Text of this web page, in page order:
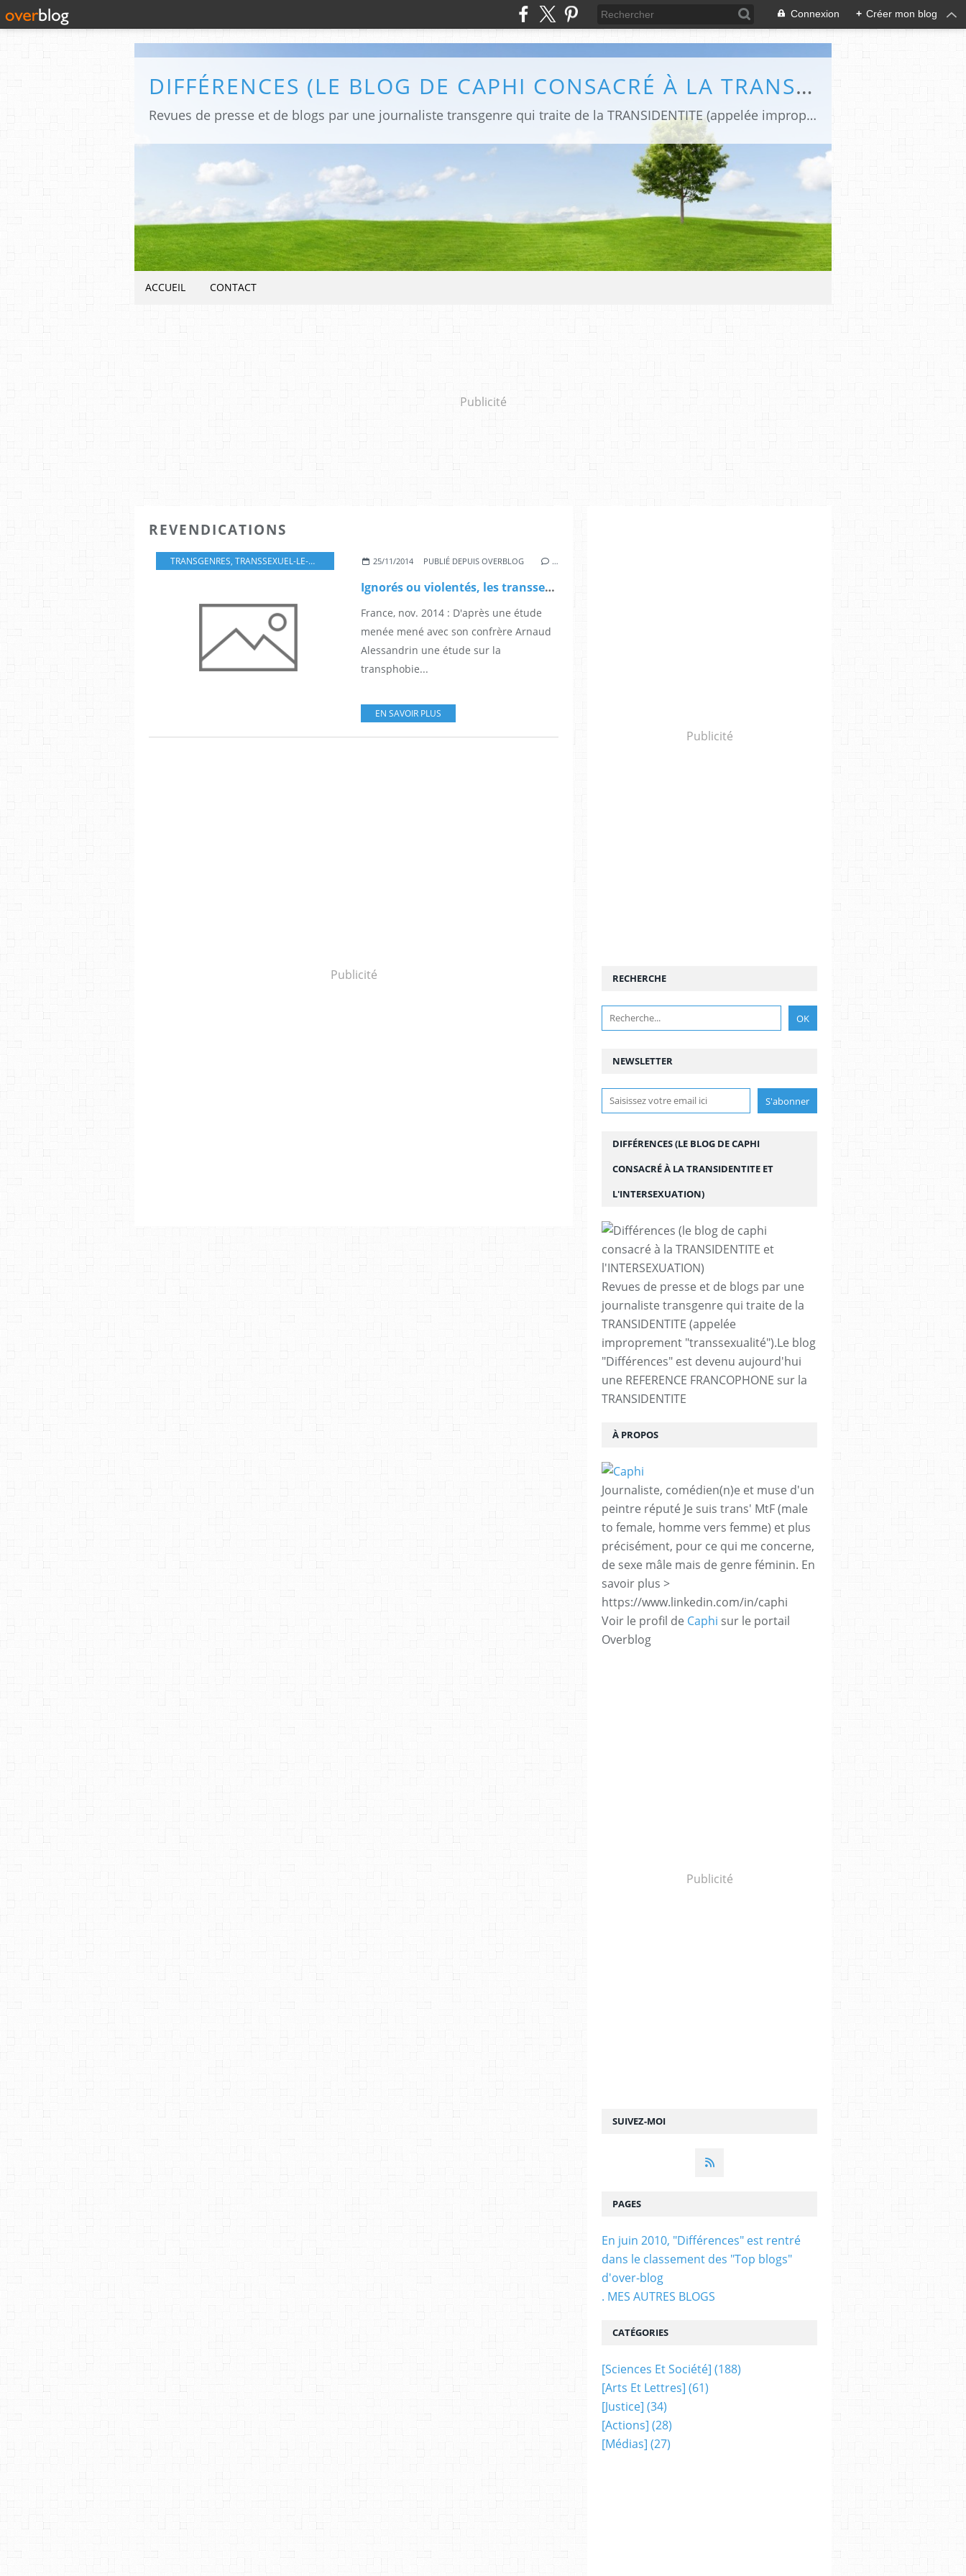
Connexion + Créer mon blog
DIFFÉRENCES (LE BLOG DE CAPHI CONSACRÉ À LA TRANSIDENTITE ET L'INTERSEXUATION)
Revues de presse et de blogs par une journaliste transgenre qui traite de la TRANSIDENTITE (appelée improprement "transsexualité").Le blog "Différences" est devenu aujourd'hui une REFERENCE FRANCOPHONE sur la TRANSIDENTITE
ACCUEIL CONTACT
Publicité
REVENDICATIONS
TRANSGENRES, TRANSSEXUEL-LE-S , TRANSIDENTITÉ,TRANSSEXUALITÉ,REVENDICATIONS ACTIONS
25/11/2014 PUBLIÉ DEPUIS OVERBLOG …
Ignorés ou violentés, les transsexuels revendiquent le droit à vivre en paix
France, nov. 2014 : D'après une étude
menée mené avec son confrère Arnaud
Alessandrin une étude sur la
transphobie...
EN SAVOIR PLUS
Publicité
Publicité
NEWSLETTER
SUIVEZ-MOI
RECHERCHE
DIFFÉRENCES (LE BLOG DE CAPHI
CONSACRÉ À LA TRANSIDENTITE ET
L'INTERSEXUATION)
Revues de presse et de blogs par une
journaliste transgenre qui traite de la
TRANSIDENTITE (appelée
improprement "transsexualité").Le blog
"Différences" est devenu aujourd'hui
une REFERENCE FRANCOPHONE sur la
TRANSIDENTITE
À PROPOS
Journaliste, comédien(n)e et muse d'un
peintre réputé Je suis trans' MtF (male
to female, homme vers femme) et plus
précisément, pour ce qui me concerne,
de sexe mâle mais de genre féminin. En
savoir plus >
https://www.linkedin.com/in/caphi
Voir le profil de Caphi sur le portail
Overblog
Publicité
PAGES
En juin 2010, "Différences" est rentré
dans le classement des "Top blogs"
d'over-blog
. MES AUTRES BLOGS
CATÉGORIES
[sciences Et Société] (188)
[arts Et Lettres] (61)
[justice] (34)
[actions] (28)
[médias] (27)